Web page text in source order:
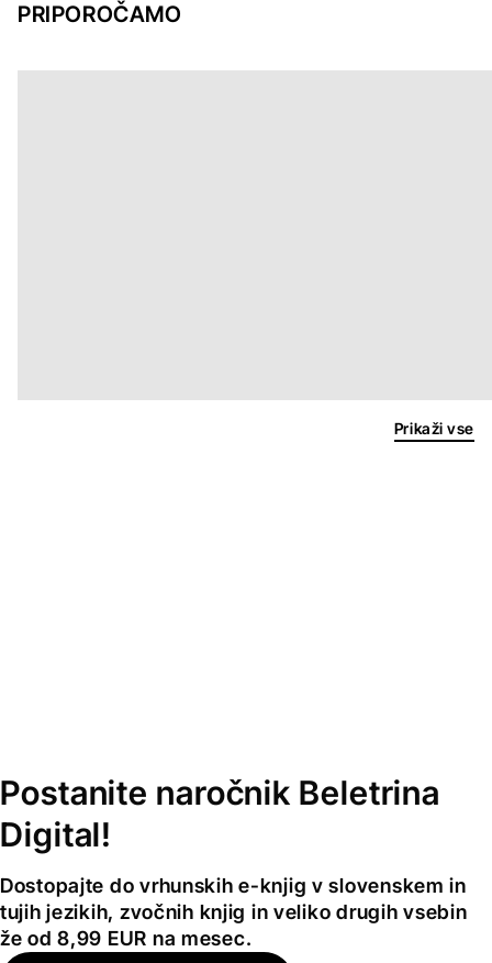
PRIPOROČAMO
Prikaži vse
Postanite naročnik Beletrina
Digital!
Dostopajte do vrhunskih e-knjig v slovenskem in
tujih jezikih, zvočnih knjig in veliko drugih vsebin
že od 8,99 EUR na mesec.